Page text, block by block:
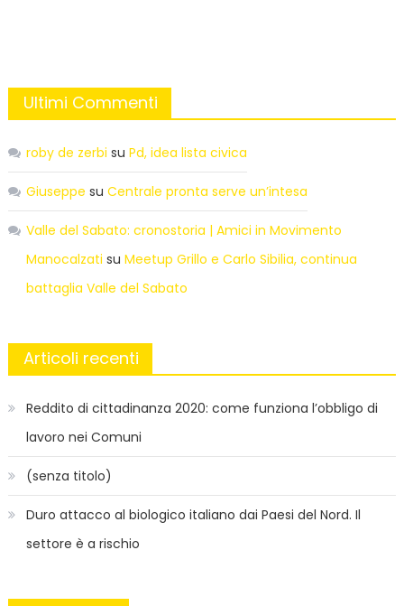
Ultimi Commenti
roby de zerbi su Pd, idea lista civica
Giuseppe su Centrale pronta serve un’intesa
Valle del Sabato: cronostoria | Amici in Movimento
Manocalzati su Meetup Grillo e Carlo Sibilia, continua
battaglia Valle del Sabato
Articoli recenti
Reddito di cittadinanza 2020: come funziona l’obbligo di
lavoro nei Comuni
(senza titolo)
Duro attacco al biologico italiano dai Paesi del Nord. Il
settore è a rischio